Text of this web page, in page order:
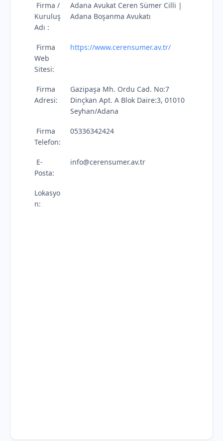
Firma /
Kuruluş
Adı :
Adana Avukat Ceren Sümer Cilli |
Adana Boşanma Avukatı
Firma
Web
Sitesi:
https://www.cerensumer.av.tr/
Firma
Adresi:
Gazipaşa Mh. Ordu Cad. No:7
Dinçkan Apt. A Blok Daire:3, 01010
Seyhan/Adana
Firma
Telefon:
‪05336342424
E-
Posta:
info@cerensumer.av.tr
Lokasyo
n: